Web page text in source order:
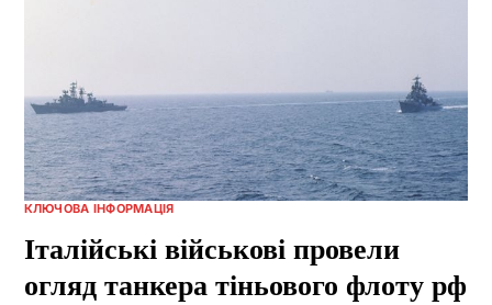
КЛЮЧОВА ІНФОРМАЦІЯ
Італійські військові провели
огляд танкера тіньового флоту рф